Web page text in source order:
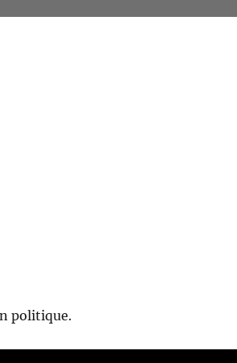
politique.